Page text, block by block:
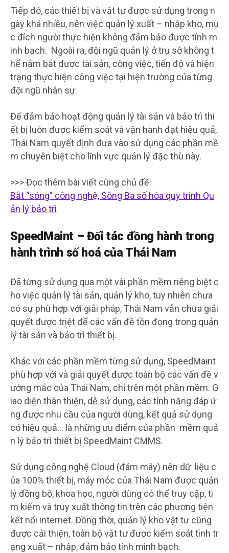
Tiếp đó, các thiết bị và vật tư được sử dụng trong n
gày khá nhiều, nên việc quản lý xuất – nhập kho, mụ
c đích người thực hiện không đảm bảo được tính m
inh bạch. Ngoài ra, đội ngũ quản lý ở trụ sở không t
hể nắm bắt được tài sản, công việc, tiến độ và hiện
trạng thực hiện công việc tại hiện trường của từng
đội ngũ nhân sự.
Để đảm bảo hoạt động quản lý tài sản và bảo trì thi
ết bị luôn được kiểm soát và vận hành đạt hiệu quả,
Thái Nam quyết định đưa vào sử dụng các phần mề
m chuyên biệt cho lĩnh vực quản lý đặc thù này.
>>> Đọc thêm bài viết cùng chủ đề:
Bắt “sóng” công nghệ, Sông Ba số hóa quy trình Qu
ản lý bảo trì
SpeedMaint – Đối tác đồng hành trong
hành trình số hoá của Thái Nam
Đã từng sử dụng qua một vài phần mềm riêng biệt c
ho việc quản lý tài sản, quản lý kho, tuy nhiên chưa
có sự phù hợp với giải pháp, Thái Nam vẫn chưa giải
quyết được triệt để các vấn đề tồn đọng trong quản
lý tài sản và bảo trì thiết bị.
Khác với các phần mềm từng sử dụng, SpeedMaint
phù hợp với và giải quyết được toàn bộ các vấn đề v
ướng mắc của Thái Nam, chỉ trên một phần mềm. G
iao diện thân thiện, dễ sử dụng, các tính năng đáp ứ
ng được nhu cầu của người dùng, kết quả sử dụng
có hiệu quả… là những ưu điểm của phần mềm quả
n lý bảo trì thiết bị SpeedMaint CMMS.
Sử dụng công nghệ Cloud (đám mây) nên dữ liệu c
ủa 100% thiết bị, máy móc của Thái Nam được quản
lý đồng bộ, khoa học, người dùng có thể truy cập, tì
m kiếm và truy xuất thông tin trên các phương tiện
kết nối internet. Đồng thời, quản lý kho vật tư cũng
được cải thiện, toàn bộ vật tư được kiểm soát tình tr
ạng xuất – nhập, đảm bảo tính minh bạch.